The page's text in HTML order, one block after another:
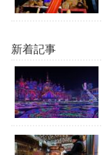
新着記事